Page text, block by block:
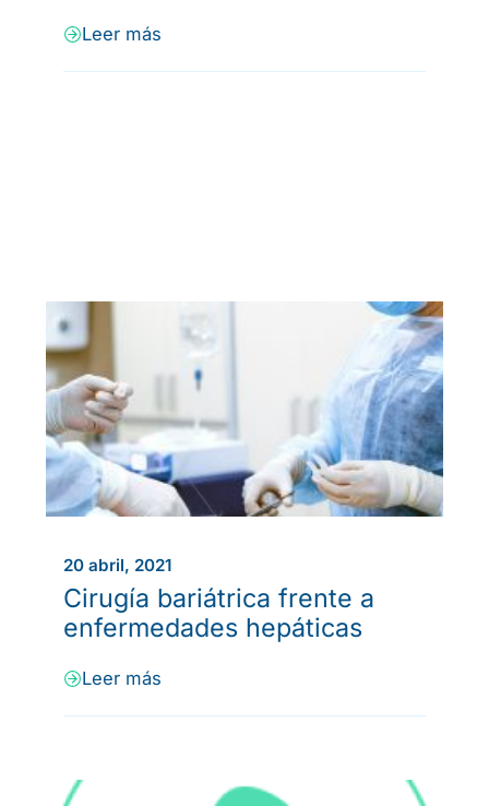
Leer más
20 abril, 2021
Cirugía bariátrica frente a
enfermedades hepáticas
Leer más